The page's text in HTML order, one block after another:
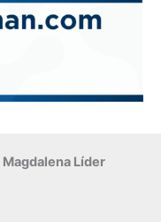
Magdalena Líder